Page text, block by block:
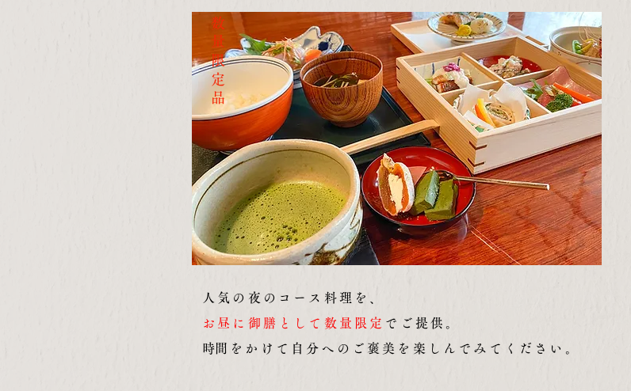
数量限定品
人気の夜のコース料理を
お昼に御膳として数量限定 でご提供。
​時間をかけて自分へのご褒美を楽しんでみてください。